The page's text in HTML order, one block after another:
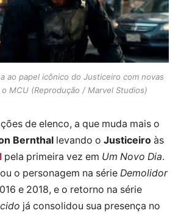
ao papel icônico do Justiceiro com novas
MCU (Reprodução / Marvel Studios)
de elenco, a que muda mais o
Bernthal levando o Justiceiro às
pela primeira vez em Um Novo Dia.
o personagem na série Demolidor
e 2018, e o retorno na série
já consolidou sua presença no